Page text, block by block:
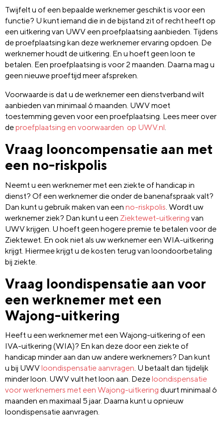
Twijfelt u of een bepaalde werknemer geschikt is voor een
functie? U kunt iemand die in de bijstand zit of recht heeft op
een uitkering van UWV een proefplaatsing aanbieden. Tijdens
de proefplaatsing kan deze werknemer ervaring opdoen. De
werknemer houdt de uitkering. En u hoeft geen loon te
betalen. Een proefplaatsing is voor 2 maanden. Daarna mag u
geen nieuwe proeftijd meer afspreken.
Voorwaarde is dat u de werknemer een dienstverband wilt
aanbieden van minimaal 6 maanden. UWV moet
toestemming geven voor een proefplaatsing. Lees meer over
deproefplaatsing en voorwaarden op UWV.nl.
Vraag looncompensatie aan met
een no-riskpolis
Neemt u een werknemer met een ziekte of handicap in
dienst? Of een werknemer die onder de banenafspraak valt?
Dan kunt u gebruik maken van een no-riskpolis . Wordt uw
werknemer ziek? Dan kunt u een Ziektewet-uitkering van
UWV krijgen. U hoeft geen hogere premie te betalen voor de
Ziektewet. En ook niet als uw werknemer een WIA-uitkering
krijgt. Hiermee krijgt u de kosten terug van loondoorbetaling
bij ziekte.
Vraag loondispensatie aan voor
een werknemer met een
Wajong-uitkering
Heeft u een werknemer met een Wajong-uitkering of een
IVA-uitkering (WIA)? En kan deze door een ziekte of
handicap minder aan dan uw andere werknemers? Dan kunt
u bij UWVloondispensatie aanvragen. U betaalt dan tijdelijk
minder loon. UWV vult het loon aan. Dezeloondispensatie
voor werknemers met een Wajong-uitkering duurt minimaal 6
maanden en maximaal 5 jaar. Daarna kunt u opnieuw
loondispensatie aanvragen.